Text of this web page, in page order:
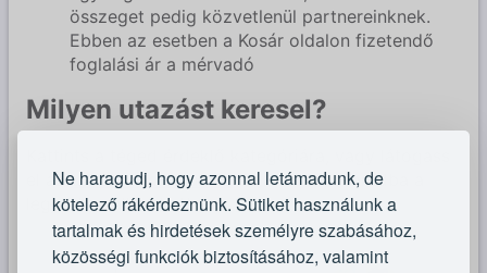
Ne haragudj, hogy azonnal letámadunk, de
kötelező rákérdeznünk. Sütiket használunk a
tartalmak és hirdetések személyre szabásához,
közösségi funkciók biztosításához, valamint
összeget pedig közvetlenül partnereinknek.
Ebben az esetben a Kosár oldalon fizetendő
foglalási ár a mérvadó
Milyen utazást keresel?
el azutazás főoldalunkraés tedd a kosaradba a
legjobb szállásokat!